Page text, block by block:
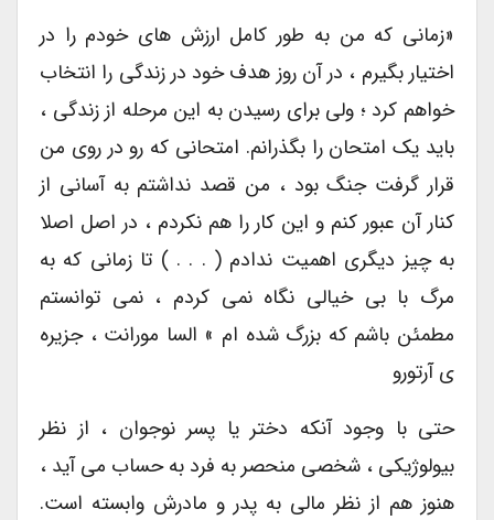
«زمانی که من به طور کامل ارزش های خودم را در
اختیار بگیرم ، در آن روز هدف خود در زندگی را انتخاب
خواهم کرد ؛ ولی برای رسیدن به این مرحله از زندگی ،
باید یک امتحان را بگذرانم. امتحانی که رو در روی من
قرار گرفت جنگ بود ، من قصد نداشتم به آسانی از
کنار آن عبور کنم و این کار را هم نکردم ، در اصل اصلا
به چیز دیگری اهمیت ندادم ( . . . ) تا زمانی که به
مرگ با بی خیالی نگاه نمی کردم ، نمی توانستم
مطمئن باشم که بزرگ شده ام » السا مورانت ، جزیره
ی آرتورو
حتی با وجود آنکه دختر یا پسر نوجوان ، از نظر
بیولوژیکی ، شخصی منحصر به فرد به حساب می آید ،
هنوز هم از نظر مالی به پدر و مادرش وابسته است.